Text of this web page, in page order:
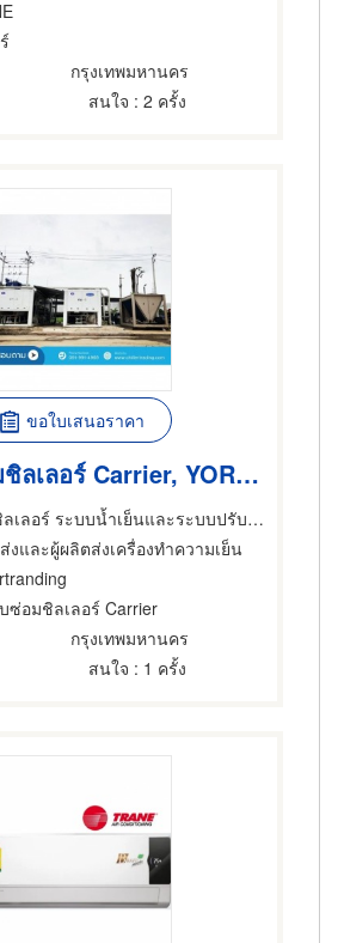
กรุงเทพมหานคร
สนใจ : 2 ครั้ง
ขอใบเสนอราคา
บริษัทรับซ่อมชิลเลอร์ Carrier, YORK, TRANE, Uni-Aire
รับออกแบบติดตั้งชิลเลอร์ ระบบน้ำเย็นและระบบปรับอากาศ
งและผู้ผลิตส่งเครื่องทำความเย็น
ซ่อมชิลเลอร์ Carrier
กรุงเทพมหานคร
สนใจ : 1 ครั้ง